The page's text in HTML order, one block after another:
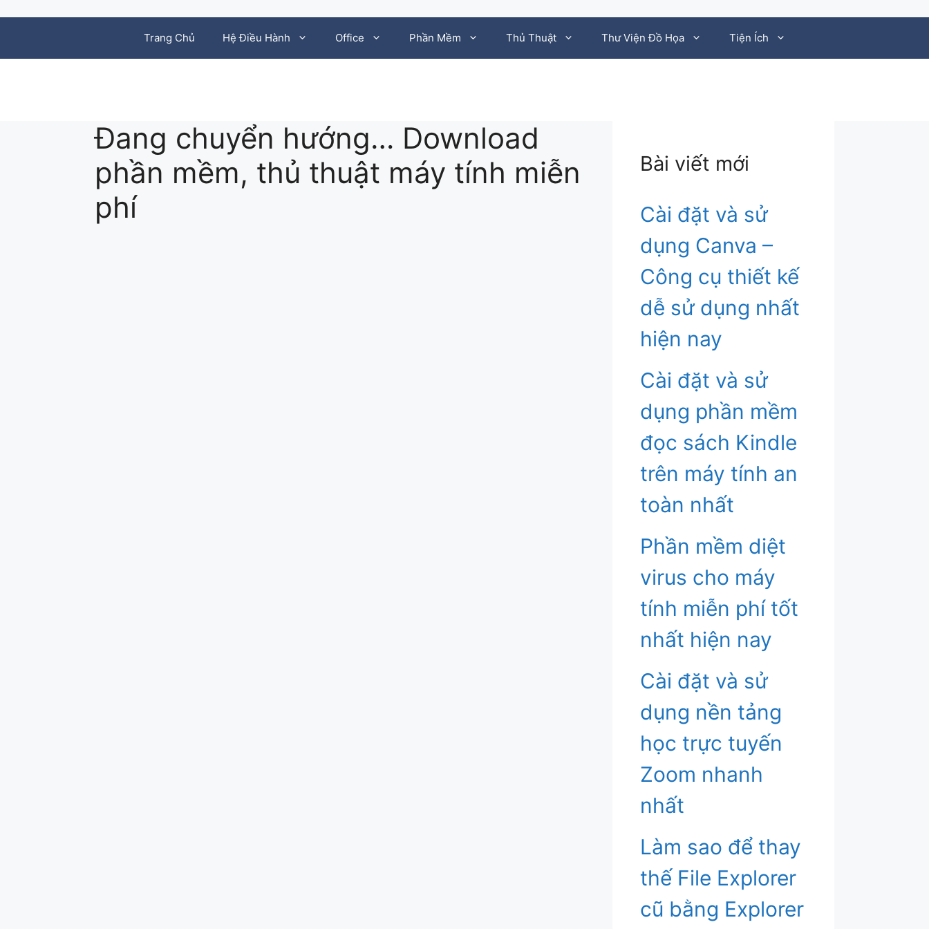
Trang Chủ Hệ Điều Hành Office Phần Mềm Thủ Thuật Thư Viện Đồ Họa Tiện Ích
Đang chuyển hướng… Download
phần mềm, thủ thuật máy tính miễn
phí
Bài viết mới
Cài đặt và sử
dụng Canva –
Công cụ thiết kế
dễ sử dụng nhất
hiện nay
Cài đặt và sử
dụng phần mềm
đọc sách Kindle
trên máy tính an
toàn nhất
Phần mềm diệt
virus cho máy
tính miễn phí tốt
nhất hiện nay
Cài đặt và sử
dụng nền tảng
học trực tuyến
Zoom nhanh
nhất
Làm sao để thay
thế File Explorer
cũ bằng Explorer